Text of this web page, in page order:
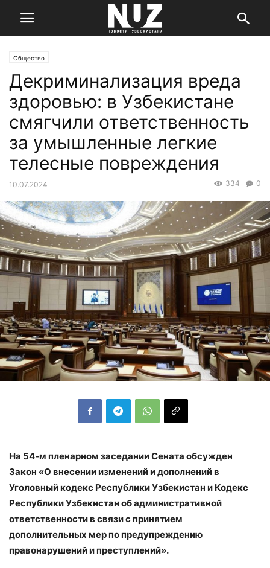
Общество
Декриминализация вреда
здоровью: в Узбекистане
смягчили ответственность
за умышленные легкие
телесные повреждения
10.07.2024 0
334
На 54-м пленарном заседании Сената обсужден
Закон «О внесении изменений и дополнений в
Уголовный кодекс Республики Узбекистан и Кодекс
Республики Узбекистан об административной
ответственности в связи с принятием
дополнительных мер по предупреждению
правонарушений и преступлений».